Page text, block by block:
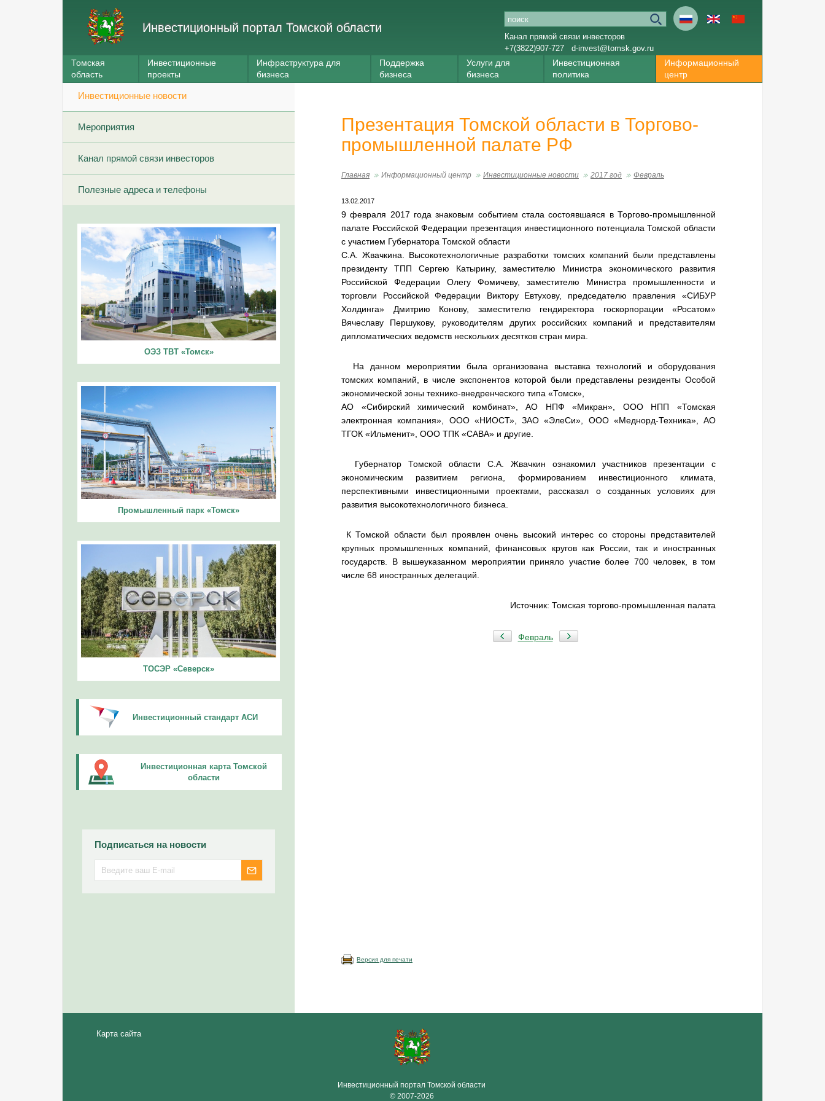
Инвестиционный портал Томской области
Канал прямой связи инвесторов
+7(3822)907-727
d-invest@tomsk.gov.ru
Томская
область
Инвестиционные
проекты
Инфраструктура для
бизнеса
Поддержка
бизнеса
Услуги для
бизнеса
Инвестиционная
политика
Информационный
центр
Инвестиционные новости
Мероприятия
Канал прямой связи инвесторов
Полезные адреса и телефоны
ОЭЗ ТВТ «Томск»
Промышленный парк «Томск»
ТОСЭР «Северск»
Инвестиционный стандарт АСИ
Инвестиционная карта Томской
области
Подписаться на новости
Презентация Томской области в Торгово-
промышленной палате РФ
Главная Информационный центр Инвестиционные новости 2017 год Февраль
13.02.2017
9 февраля 2017 года знаковым событием стала состоявшаяся в Торгово-промышленной
палате Российской Федерации презентация инвестиционного потенциала Томской области
с участием Губернатора Томской области
С.А. Жвачкина. Высокотехнологичные разработки томских компаний были представлены
президенту ТПП Сергею Катырину, заместителю Министра экономического развития
Российской Федерации Олегу Фомичеву, заместителю Министра промышленности и
торговли Российской Федерации Виктору Евтухову, председателю правления «СИБУР
Холдинга» Дмитрию Конову, заместителю гендиректора госкорпорации «Росатом»
Вячеславу Першукову, руководителям других российских компаний и представителям
дипломатических ведомств нескольких десятков стран мира.
На данном мероприятии была организована выставка технологий и оборудования
томских компаний, в числе экспонентов которой были представлены резиденты Особой
экономической зоны технико-внедренческого типа «Томск»,
АО «Сибирский химический комбинат», АО НПФ «Микран», ООО НПП «Томская
электронная компания», ООО «НИОСТ», ЗАО «ЭлеСи», ООО «Меднорд-Техника», АО
ТГОК «Ильменит», ООО ТПК «САВА» и другие.
Губернатор Томской области С.А. Жвачкин ознакомил участников презентации с
экономическим развитием региона, формированием инвестиционного климата,
перспективными инвестиционными проектами, рассказал о созданных условиях для
развития высокотехнологичного бизнеса.
К Томской области был проявлен очень высокий интерес со стороны представителей
крупных промышленных компаний, финансовых кругов как России, так и иностранных
государств. В вышеуказанном мероприятии приняло участие более 700 человек, в том
числе 68 иностранных делегаций.
Источник: Томская торгово-промышленная палата
Февраль
Версия для печати
Карта сайта
Инвестиционный портал Томской области
© 2007-2026